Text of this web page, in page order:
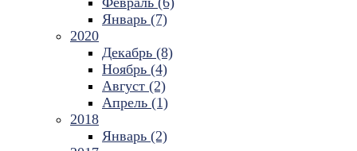
Январь (7)
2020
Декабрь (8)
Ноябрь (4)
Август (2)
Апрель (1)
2018
Январь (2)